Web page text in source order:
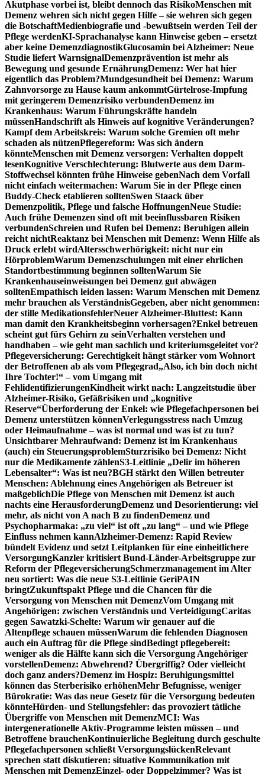
Akutphase vorbei ist, bleibt dennoch das RisikoMenschen mit
Demenz wehren sich nicht gegen Hilfe – sie wehren sich gegen
die BotschaftMedienbiografie und -bewußtsein werden Teil der
Pflege werdenKI-Sprachanalyse kann Hinweise geben – ersetzt
aber keine DemenzdiagnostikGlucosamin bei Alzheimer: Neue
Studie liefert WarnsignalDemenzprävention ist mehr als
Bewegung und gesunde ErnährungDemenz: Wer hat hier
eigentlich das Problem?Mundgesundheit bei Demenz: Warum
Zahnvorsorge zu Hause kaum ankommtGürtelrose-Impfung
mit geringerem Demenzrisiko verbundenDemenz im
Krankenhaus: Warum Führungskräfte handeln
müssenHandschrift als Hinweis auf kognitive Veränderungen?
Kampf dem Arbeitskreis: Warum solche Gremien oft mehr
schaden als nützenPflegereform: Was sich ändern
könnteMenschen mit Demenz versorgen: Verhalten doppelt
lesenKognitive Verschlechterung: Blutwerte aus dem Darm-
Stoffwechsel könnten frühe Hinweise gebenNach dem Vorfall
nicht einfach weitermachen: Warum Sie in der Pflege einen
Buddy-Check etablieren solltenSwen Staack über
Demenzpolitik, Pflege und falsche HoffnungenNeue Studie:
Auch frühe Demenzen sind oft mit beeinflussbaren Risiken
verbundenSchreien und Rufen bei Demenz: Beruhigen allein
reicht nichtReaktanz bei Menschen mit Demenz: Wenn Hilfe als
Druck erlebt wirdAltersschwerhörigkeit: nicht nur ein
HörproblemWarum Demenzschulungen mit einer ehrlichen
Standortbestimmung beginnen solltenWarum Sie
Krankenhauseinweisungen bei Demenz gut abwägen
solltenEmpathisch leiden lassen: Warum Menschen mit Demenz
mehr brauchen als VerständnisGegeben, aber nicht genommen:
der stille MedikationsfehlerNeuer Alzheimer-Bluttest: Kann
man damit den Krankheitsbeginn vorhersagen?Enkel betreuen
scheint gut fürs Gehirn zu seinVerhalten verstehen und
handhaben – wie geht man sachlich und kriteriumsgeleitet vor?
Pflegeversicherung: Gerechtigkeit hängt stärker vom Wohnort
der Betroffenen ab als vom Pflegegrad„Also, ich bin doch nicht
Ihre Tochter!“ – vom Umgang mit
FehlidentifizierungenKindheit wirkt nach: Langzeitstudie über
Alzheimer-Risiko, Gefäßrisiken und „kognitive
Reserve“Überforderung der Enkel: wie Pflegefachpersonen bei
Demenz unterstützen könnenVerlegungsstress nach Umzug
oder Heimaufnahme – was ist normal und was ist zu tun?
Unsichtbarer Mehraufwand: Demenz ist im Krankenhaus
(auch) ein SteuerungsproblemSturzrisiko bei Demenz: Nicht
nur die Medikamente zählenS3-Leitlinie „Delir im höheren
Lebensalter“: Was ist neu?BGH stärkt den Willen betreuter
Menschen: Ablehnung eines Angehörigen als Betreuer ist
maßgeblichDie Pflege von Menschen mit Demenz ist auch
nachts eine HerausforderungDemenz und Desorientierung: viel
mehr, als nicht von A nach B zu findenDemenz und
Psychopharmaka: „zu viel“ ist oft „zu lang“ – und wie Pflege
Einfluss nehmen kannAlzheimer-Demenz: Rapid Review
bündelt Evidenz und setzt Leitplanken für eine einheitlichere
VersorgungKanzler kritisiert Bund-Länder-Arbeitsgruppe zur
Reform der PflegeversicherungSchmerzmanagement im Alter
neu sortiert: Was die neue S3-Leitlinie GeriPAIN
bringtZukunftspakt Pflege und die Chancen für die
Versorgung von Menschen mit DemenzVom Umgang mit
Angehörigen: zwischen Verständnis und VerteidigungCaritas
gegen Sawatzki-Schelte: Warum wir genauer auf die
Altenpflege schauen müssenWarum die fehlenden Diagnosen
auch ein Auftrag für die Pflege sindBedingt pflegebereit:
weniger als die Hälfte kann sich die Versorgung Angehöriger
vorstellenDemenz: Abwehrend? Übergriffig? Oder vielleicht
doch ganz anders?Demenz im Hospiz: Beruhigungsmittel
können das Sterberisiko erhöhenMehr Befugnisse, weniger
Bürokratie: Was das neue Gesetz für die Versorgung bedeuten
könnteHürden- und Stellungsfehler: das provoziert tätliche
Übergriffe von Menschen mit DemenzMCI: Was
intergenerationelle Aktiv-Programme leisten müssen – und
Betroffene brauchenKontinuierliche Begleitung durch geschulte
Pflegefachpersonen schließt VersorgungslückenRelevant
sprechen statt diskutieren: situative Kommunikation mit
Menschen mit DemenzEinzel- oder Doppelzimmer? Was ist